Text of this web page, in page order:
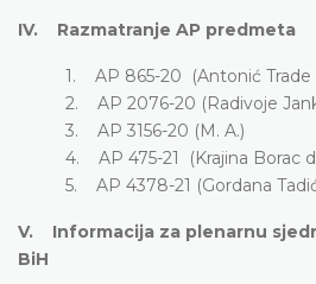
IV. Razmatranje AP predmeta
1. AP 865-20 (Antonić Trade
2. AP 2076-20 (Radivoje
3. AP 3156-20 (M. A.)
4. AP 475-21 (Krajina Borac
5. AP 4378-21 (Gordana
V. Informacija za plenarnu
BiH